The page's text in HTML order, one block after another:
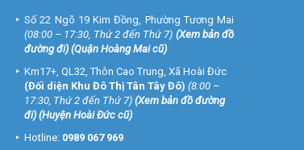
Số 22 Ngõ 19 Kim Đồng, Phường Tương Mai
(08:00 – 17:30, Thứ 2 đến Thứ 7) (Xem bản đồ
đường đi) (Quận Hoàng Mai cũ)
Km17+, QL32, Thôn Cao Trung, Xã Hoài Đức
(Đối diện Khu Đô Thị Tân Tây Đô) (8:00 –
17:30, Thứ 2 đến Thứ 7) (Xem bản đồ đường
đi) (Huyện Hoài Đức cũ)
Hotline: 0989 067 969